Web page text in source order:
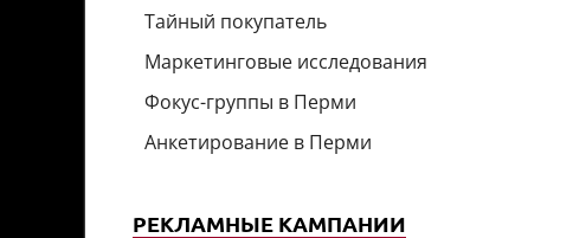
Тайный покупатель
Маркетинговые исследования
Фокус-группы в Перми
Анкетирование в Перми
РЕКЛАМНЫЕ КАМПАНИИ